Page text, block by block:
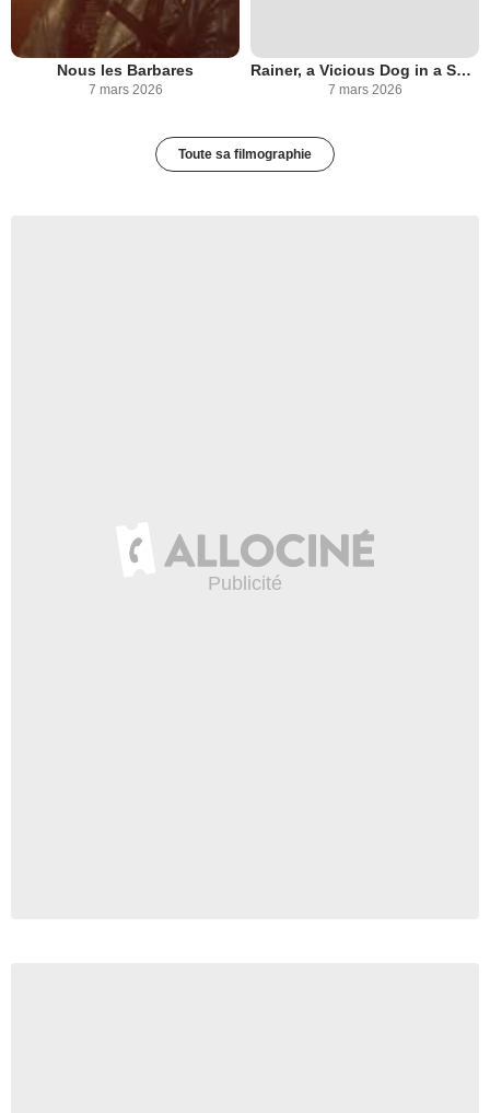
Nous les Barbares
7 mars 2026
Rainer, a Vicious Dog in a Skull Valley
7 mars 2026
Toute sa filmographie